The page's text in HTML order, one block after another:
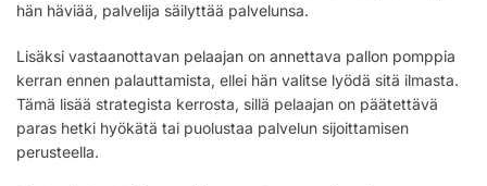
hän häviää, palvelija säilyttää palvelunsa.
Lisäksi vastaanottavan pelaajan on annettava pallon pomppia
kerran ennen palauttamista, ellei hän valitse lyödä sitä ilmasta.
Tämä lisää strategista kerrosta, sillä pelaajan on päätettävä
paras hetki hyökätä tai puolustaa palvelun sijoittamisen
perusteella.